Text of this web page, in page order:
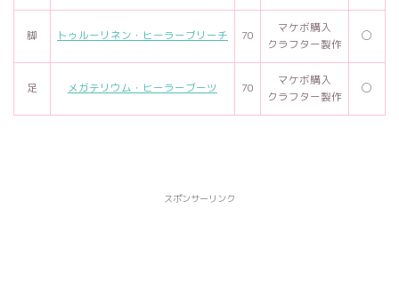
脚 トゥルーリネン・ヒーラーブリーチ 70
マケボ購入
クラフター製作
◯
足 メガテリウム・ヒーラーブーツ 70
マケボ購入
クラフター製作
◯
スポンサーリンク